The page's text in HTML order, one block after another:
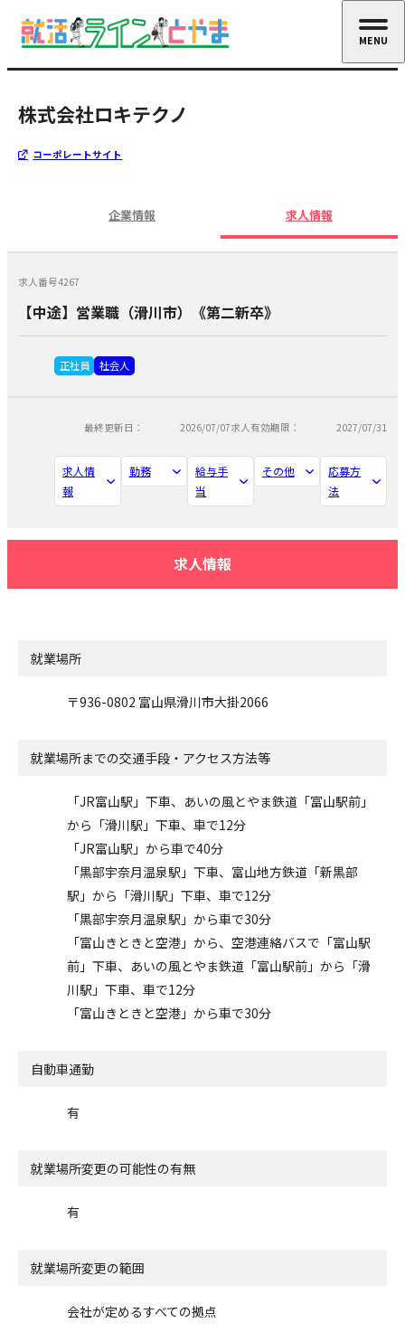
株式会社ロキテクノ
コーポレートサイト
企業情報 求人情報
求人番号4267
【中途】営業職（滑川市）《第二新卒》
正社員 社会人
最終更新日： 2026/07/07求人有効期限： 2027/07/31
求人情
報
勤務
給与手
当
その他
応募方
法
求人情報
就業場所
〒936-0802 富山県滑川市大掛2066
就業場所までの交通手段・アクセス方法等
「JR富山駅」下車、あいの風とやま鉄道「富山駅前」
から「滑川駅」下車、車で12分
「JR富山駅」から車で40分
「黒部宇奈月温泉駅」下車、富山地方鉄道「新黒部
駅」から「滑川駅」下車、車で12分
「黒部宇奈月温泉駅」から車で30分
「富山きときと空港」から、空港連絡バスで「富山駅
前」下車、あいの風とやま鉄道「富山駅前」から「滑
川駅」下車、車で12分
「富山きときと空港」から車で30分
自動車通勤
有
就業場所変更の可能性の有無
有
就業場所変更の範囲
会社が定めるすべての拠点
MENU